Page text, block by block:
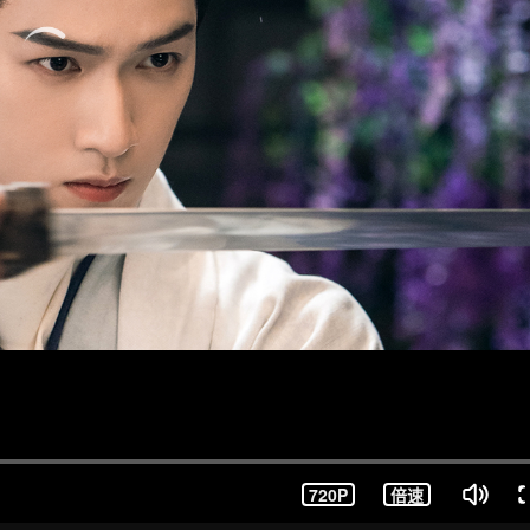
720P 倍速